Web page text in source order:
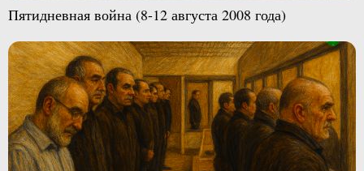
Пятидневная война (8-12 августа 2008 года)